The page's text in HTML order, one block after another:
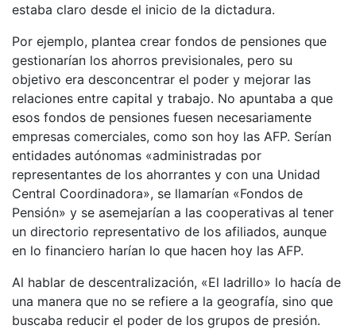
estaba claro desde el inicio de la dictadura.
Por ejemplo, plantea crear fondos de pensiones que
gestionarían los ahorros previsionales, pero su
objetivo era desconcentrar el poder y mejorar las
relaciones entre capital y trabajo. No apuntaba a que
esos fondos de pensiones fuesen necesariamente
empresas comerciales, como son hoy las AFP. Serían
entidades autónomas «administradas por
representantes de los ahorrantes y con una Unidad
Central Coordinadora», se llamarían «Fondos de
Pensión» y se asemejarían a las cooperativas al tener
un directorio representativo de los afiliados, aunque
en lo financiero harían lo que hacen hoy las AFP.
Al hablar de descentralización, «El ladrillo» lo hacía de
una manera que no se refiere a la geografía, sino que
buscaba reducir el poder de los grupos de presión.